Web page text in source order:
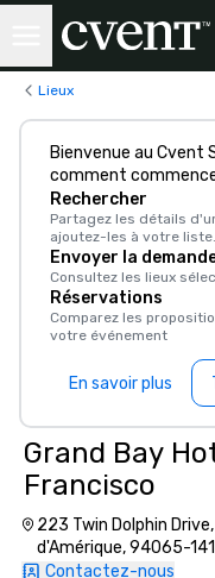
Lieux
Bienvenue au Cvent
comment
Rechercher
Partagez les détails
ajoutez-les à votre liste.
Envoyer la
Consultez les lieux
Réservations
Comparez les
votre événement
En savoir plus
Grand Bay
Francisco
223 Twin Dolphin
d'Amérique, 94065-
Contactez-nous